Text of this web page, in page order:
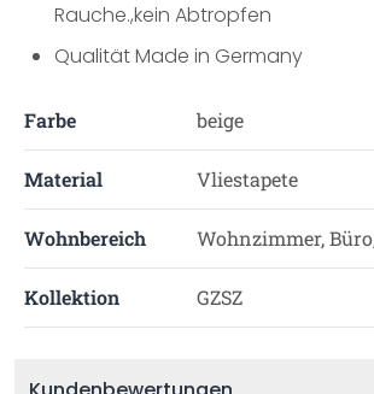
Rauche.,kein Abtropfen
Qualität Made in Germany
Farbe beige
Material Vliestapete
Wohnbereich Wohnzimmer,
Kollektion GZSZ